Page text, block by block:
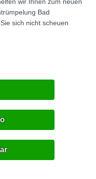
wir Ihnen zum neuen
Bad
sich nicht scheuen